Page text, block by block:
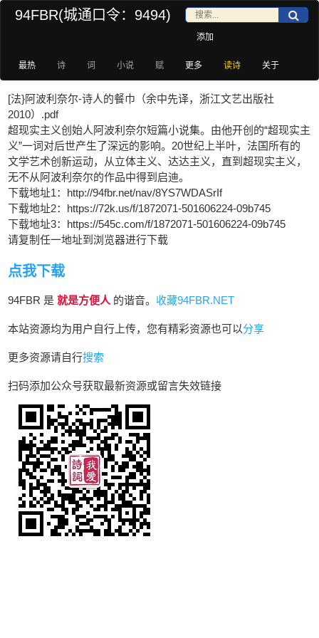
94FBR(城通口令：9494)
添加
最热 诗 词 小说 赋 更多 读诗 关于
[法}阿波利奈尔-诗人的餐巾（余中先译，浙江文艺出版社
2010）.pdf
超现实主义创始人阿波利奈尔短篇小说集。由他开创的“超现实主
义”一词对后世产生了深远的影响。20世纪上半叶，法国所有的
文学艺术创新运动，从立体主义、达达主义，直到超现实主义，
无不从阿波利奈尔的作品中得到启迪。
下载地址1：http://94fbr.net/nav/8YS7WDASrIf
下载地址2：https://72k.us/f/1872071-501606224-09b745
下载地址3：https://545c.com/f/1872071-501606224-09b745
请复制任一地址到浏览器进行下载
点我下载
94FBR 是就是方便人 的谐音。 收藏94FBR.NET
本站资源均为用户自行上传，您有精彩资源也可以分享
更多资源请自行搜索
扫码添加公众号获取最新资源或留言失效链接